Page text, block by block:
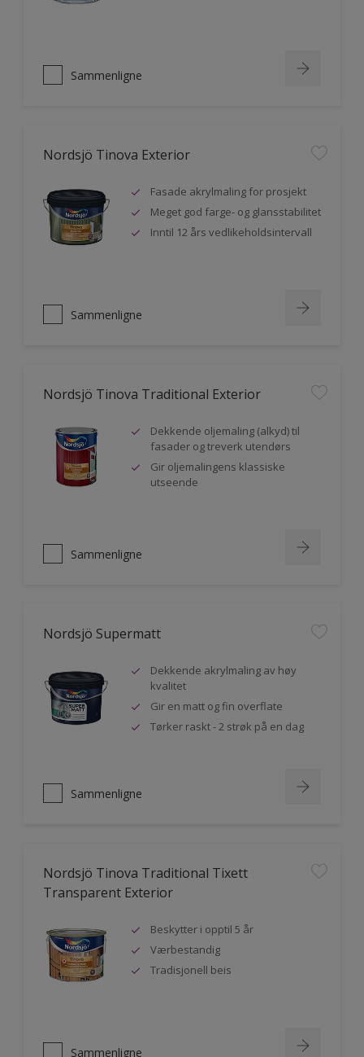
Sammenligne
Nordsjö Tinova Exterior
Fasade akrylmaling for prosjekt
Meget god farge- og glansstabilitet
Inntil 12 års vedlikeholdsintervall
Sammenligne
Nordsjö Tinova Traditional Exterior
Dekkende oljemaling (alkyd) til
fasader og treverk utendørs
Gir oljemalingens klassiske
utseende
Sammenligne
Nordsjö Supermatt
Dekkende akrylmaling av høy
kvalitet
Gir en matt og fin overflate
Tørker raskt - 2 strøk på en dag
Sammenligne
Nordsjö Tinova Traditional Tixett
Transparent Exterior
Beskytter i opptil 5 år
Værbestandig
Tradisjonell beis
Sammenligne